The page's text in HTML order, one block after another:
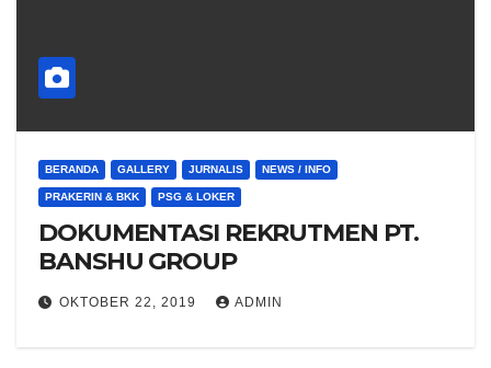
BERANDA GALLERY JURNALIS NEWS / INFO
PRAKERIN & BKK PSG & LOKER
DOKUMENTASI REKRUTMEN PT.
BANSHU GROUP
OKTOBER 22, 2019 ADMIN